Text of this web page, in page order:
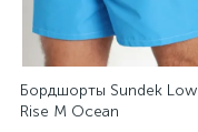
Бордшорты Sundek Low
Rise M Ocean